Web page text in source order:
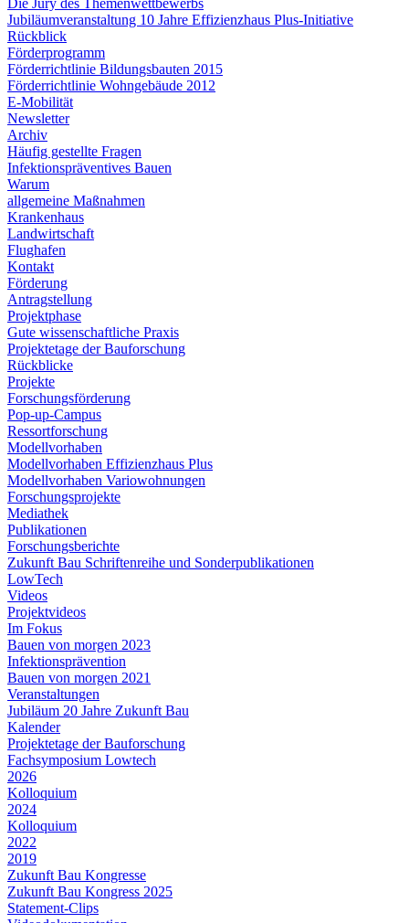
Jubiläumveranstaltung 10 Jahre Effizienzhaus Plus-Initiative
Rückblick
Förderprogramm
Förderrichtlinie Bildungsbauten 2015
Förderrichtlinie Wohngebäude 2012
E-Mobilität
Newsletter
Archiv
Häufig gestellte Fragen
Infektionspräventives Bauen
Warum
allgemeine Maßnahmen
Krankenhaus
Landwirtschaft
Flughafen
Kontakt
Förderung
Antragstellung
Projektphase
Gute wissenschaftliche Praxis
Projektetage der Bauforschung
Rückblicke
Projekte
Forschungsförderung
Pop-up-Campus
Ressortforschung
Modellvorhaben
Modellvorhaben Effizienzhaus Plus
Modellvorhaben Variowohnungen
Forschungsprojekte
Mediathek
Publikationen
Forschungsberichte
Zukunft Bau Schriftenreihe und Sonderpublikationen
LowTech
Videos
Projektvideos
Im Fokus
Bauen von morgen 2023
Infektionsprävention
Bauen von morgen 2021
Veranstaltungen
Jubiläum 20 Jahre Zukunft Bau
Kalender
Projektetage der Bauforschung
Fachsymposium Lowtech
2026
Kolloquium
2024
Kolloquium
2022
2019
Zukunft Bau Kongresse
Zukunft Bau Kongress 2025
Statement-Clips